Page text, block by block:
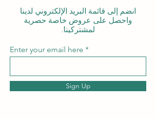
انضم إلى قائمة البريد الإلكتروني لدينا
واحصل على عروض خاصة حصرية
لمشتركينا.
Enter your email here
Sign Up